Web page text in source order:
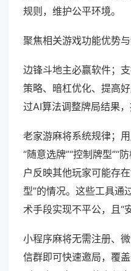
规则，维护公平环境。
聚焦相关游戏功能优势与
边锋斗地主必赢软件；
策略、暗杠优化、提高
过AI算法调整牌局结果，
老家游麻将系统规律；
“随意选牌”“控制牌型”“
户反映其他玩家可能存
型”的情况。这些工具通
术手段实现不平公，且“
小程序麻将无需注册、
信群即可快速邀局，覆